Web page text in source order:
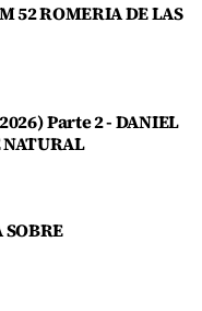
52 ROMERIA DE LAS
Parte 2 - DANIEL
NATURAL
SOBRE